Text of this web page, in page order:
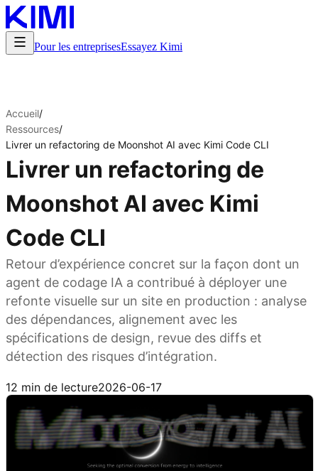
Pour les entreprisesEssayez Kimi
Accueil/
Ressources/
Livrer un refactoring de Moonshot AI avec Kimi Code CLI
Livrer un refactoring de
Moonshot AI avec Kimi
Code CLI
Retour d’expérience concret sur la façon dont un
agent de codage IA a contribué à déployer une
refonte visuelle sur un site en production : analyse
des dépendances, alignement avec les
spécifications de design, revue des diffs et
détection des risques d’intégration.
12 min de lecture2026-06-17